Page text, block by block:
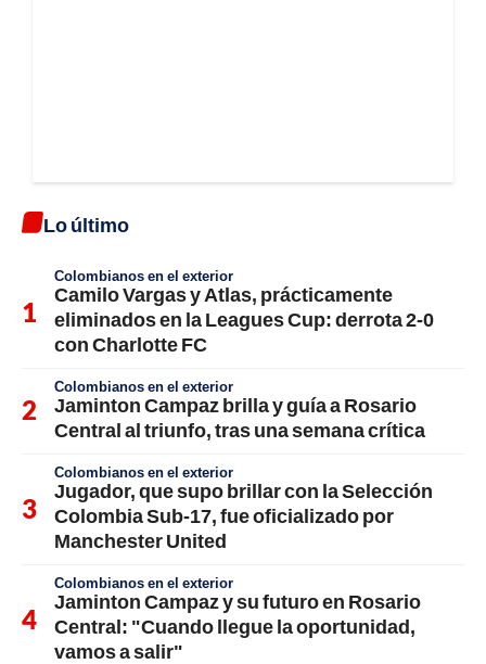
Lo último
Colombianos en el exterior
Camilo Vargas y Atlas, prácticamente
eliminados en la Leagues Cup: derrota 2-0
con Charlotte FC
Colombianos en el exterior
Jaminton Campaz brilla y guía a Rosario
Central al triunfo, tras una semana crítica
Colombianos en el exterior
Jugador, que supo brillar con la Selección
Colombia Sub-17, fue oficializado por
Manchester United
Colombianos en el exterior
Jaminton Campaz y su futuro en Rosario
Central: "Cuando llegue la oportunidad,
vamos a salir"